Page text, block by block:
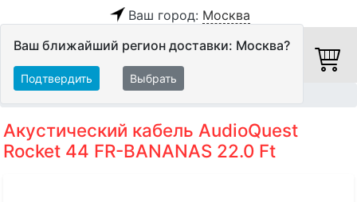
Ваш город: Москва
Ваш ближайший регион доставки: Москва?
Подтвердить Выбрать
Акустический кабель AudioQuest
Rocket 44 FR-BANANAS 22.0 Ft